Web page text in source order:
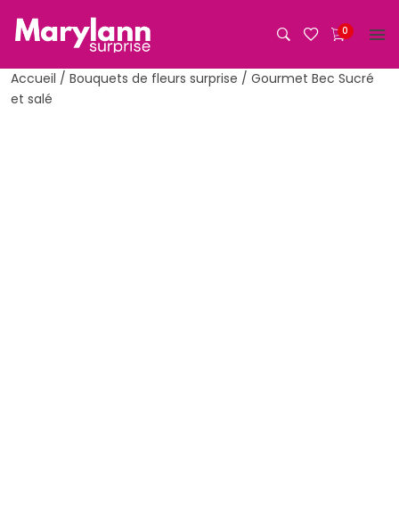
0
Accueil / Bouquets de fleurs surprise / Gourmet Bec Sucré
et salé